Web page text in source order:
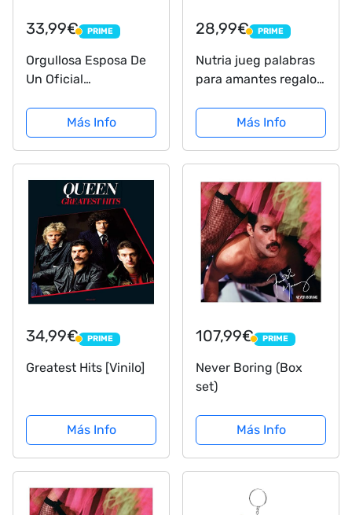
33,99€ PRIME
PRIME
Orgullosa Esposa De
Un Oficial
Regalo Sudadera con
Capucha
Más Info
28,99€ PRIME
PRIME
Nutria jueg palabras
para amantes regalo
SudaderaMás Info
34,99€ PRIME
PRIME
Greatest Hits [Vinilo]
Más Info
107,99€ PRIME
PRIME
Never Boring (Box
set)
Más Info